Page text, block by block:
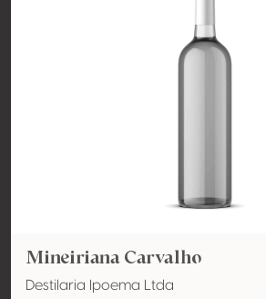
Mineiriana Carvalho
Destilaria Ipoema Ltda